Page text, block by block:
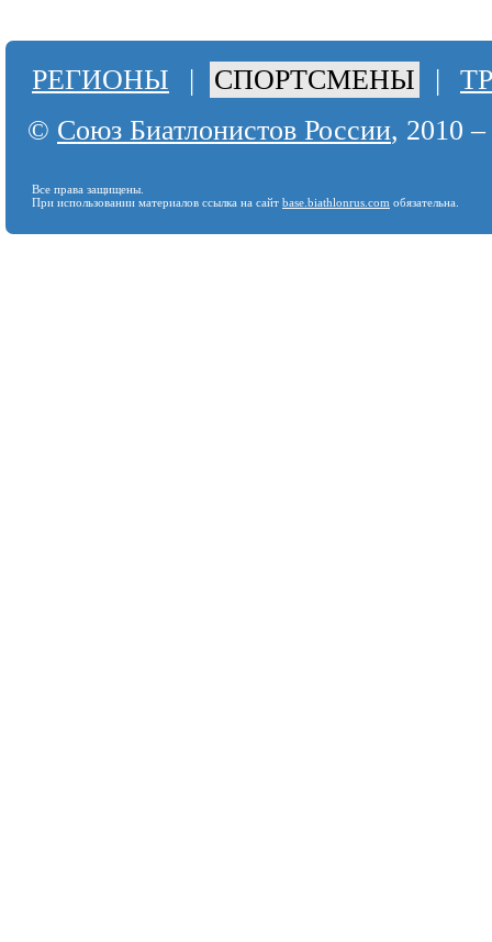
РЕГИОНЫ | СПОРТСМЕНЫ |
© Союз Биатлонистов России, 2010
Все права защищены.
При использовании материалов ссылка на сайт base.biathlonrus.com обязательна.